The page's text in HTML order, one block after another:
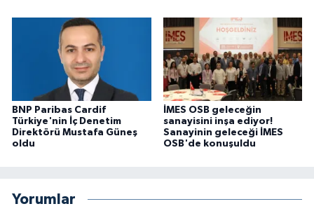
BNP Paribas Cardif
Türkiye'nin İç Denetim
Direktörü Mustafa Güneş
oldu
İMES OSB geleceğin
sanayisini inşa ediyor!
Sanayinin geleceği İMES
OSB'de konuşuldu
Yorumlar